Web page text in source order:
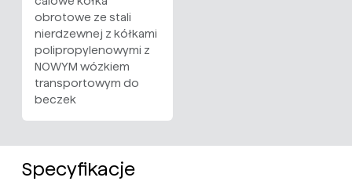
obrotowe ze stali
nierdzewnej z kółkami
polipropylenowymi z
NOWYM wózkiem
transportowym do
beczek
Specyfikacje